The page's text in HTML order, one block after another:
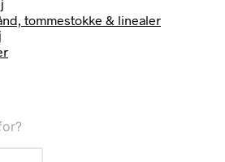
tommestokke & linealer